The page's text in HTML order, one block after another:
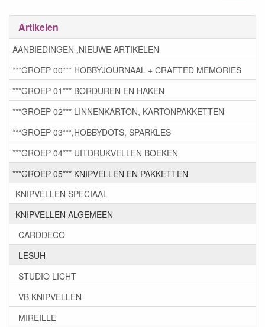
Artikelen
AANBIEDINGEN ,NIEUWE ARTIKELEN
***GROEP 00*** HOBBYJOURNAAL + CRAFTED MEMORIES
***GROEP 01*** BORDUREN EN HAKEN
***GROEP 02*** LINNENKARTON, KARTONPAKKETTEN
***GROEP 03***,HOBBYDOTS, SPARKLES
***GROEP 04*** UITDRUKVELLEN BOEKEN
***GROEP 05*** KNIPVELLEN EN PAKKETTEN
KNIPVELLEN SPECIAAL
KNIPVELLEN ALGEMEEN
CARDDECO
LESUH
STUDIO LICHT
VB KNIPVELLEN
MIREILLE